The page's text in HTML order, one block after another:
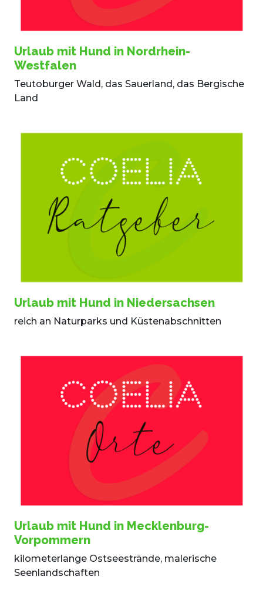
Urlaub mit Hund in Nordrhein-
Westfalen
Teutoburger Wald, das Sauerland, das Bergische
Land
Urlaub mit Hund in Niedersachsen
reich an Naturparks und Küstenabschnitten
Urlaub mit Hund in Mecklenburg-
Vorpommern
kilometerlange Ostseestrände, malerische
Seenlandschaften